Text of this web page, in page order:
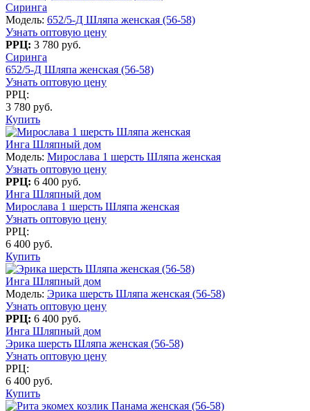
Сиринга
Модель: 652/5-Д Шляпа женская (56-58)
Узнать оптовую цену
РРЦ: 3 780 руб.
Сиринга
652/5-Д Шляпа женская (56-58)
Узнать оптовую цену
РРЦ:
3 780 руб.
Купить
Инга Шляпный дом
Модель: Мирослава 1 шерсть Шляпа женская
Узнать оптовую цену
РРЦ: 6 400 руб.
Инга Шляпный дом
Мирослава 1 шерсть Шляпа женская
Узнать оптовую цену
РРЦ:
6 400 руб.
Купить
Инга Шляпный дом
Модель: Эрика шерсть Шляпа женская (56-58)
Узнать оптовую цену
РРЦ: 6 400 руб.
Инга Шляпный дом
Эрика шерсть Шляпа женская (56-58)
Узнать оптовую цену
РРЦ:
6 400 руб.
Купить